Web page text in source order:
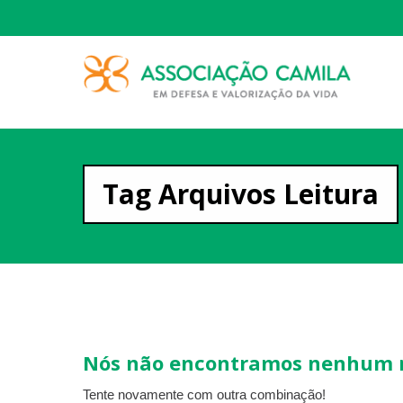
Tag Arquivos Leitura
Nós não encontramos
Tente novamente com outra combinação!